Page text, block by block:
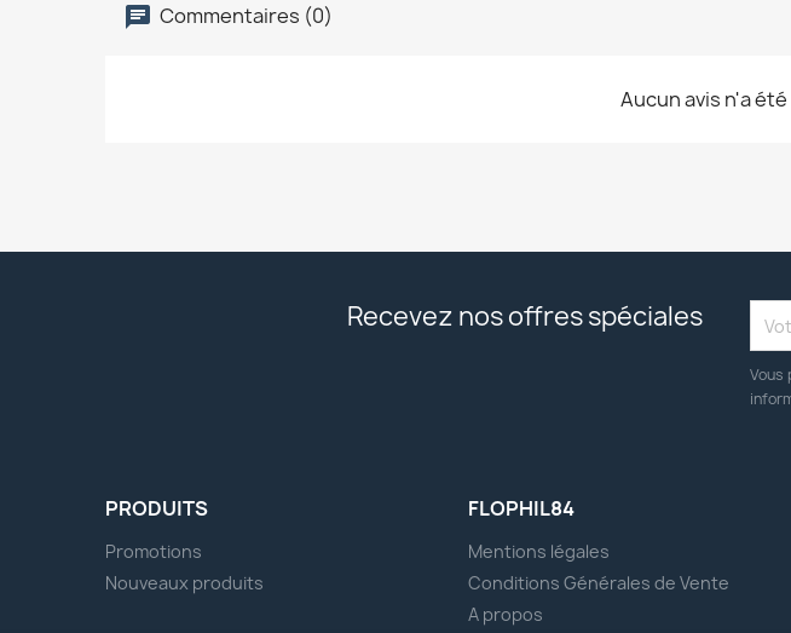
Commentaires (0)
Aucun avis n'a
Recevez nos offres spéciales
Vous
PRODUITS
Promotions
Nouveaux produits
FLOPHIL84
Mentions légales
Conditions Générales de Vente
A propos